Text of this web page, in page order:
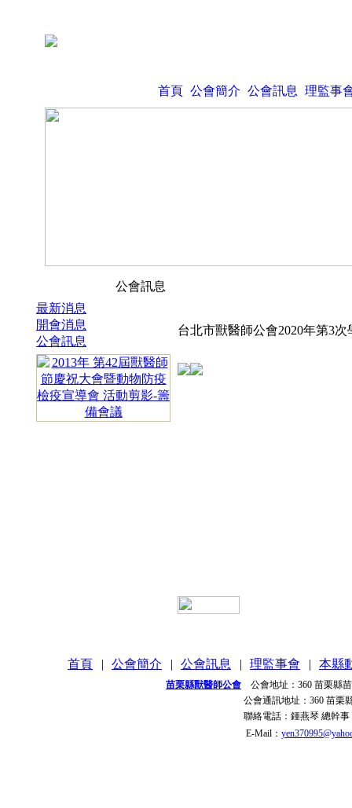
首頁 公會簡介 公會訊息 理監事
公會訊息
最新消息
開會消息
公會訊息
台北市獸醫師公會2020年第3次
首頁 | 公會簡介 | 公會訊息 | 理監事會 | 本縣
苗栗縣獸醫師公會 公會地址： 360 苗栗縣
公會通訊地址： 360 苗栗
聯絡電話： 鍾燕琴 總幹事
E-Mail：